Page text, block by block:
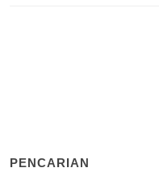
PENCARIAN